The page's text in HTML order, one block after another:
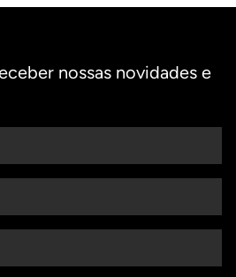
nossas novidades e